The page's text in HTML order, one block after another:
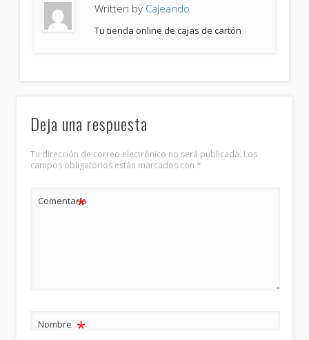
Written by Cajeando
Tu tienda online de cajas de cartón
Deja una respuesta
Tu dirección de correo electrónico no será publicada. Los
campos obligatorios están marcados con*
Comentario
*
Nombre *